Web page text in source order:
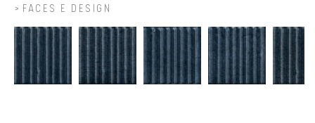
FACES E DESIGN